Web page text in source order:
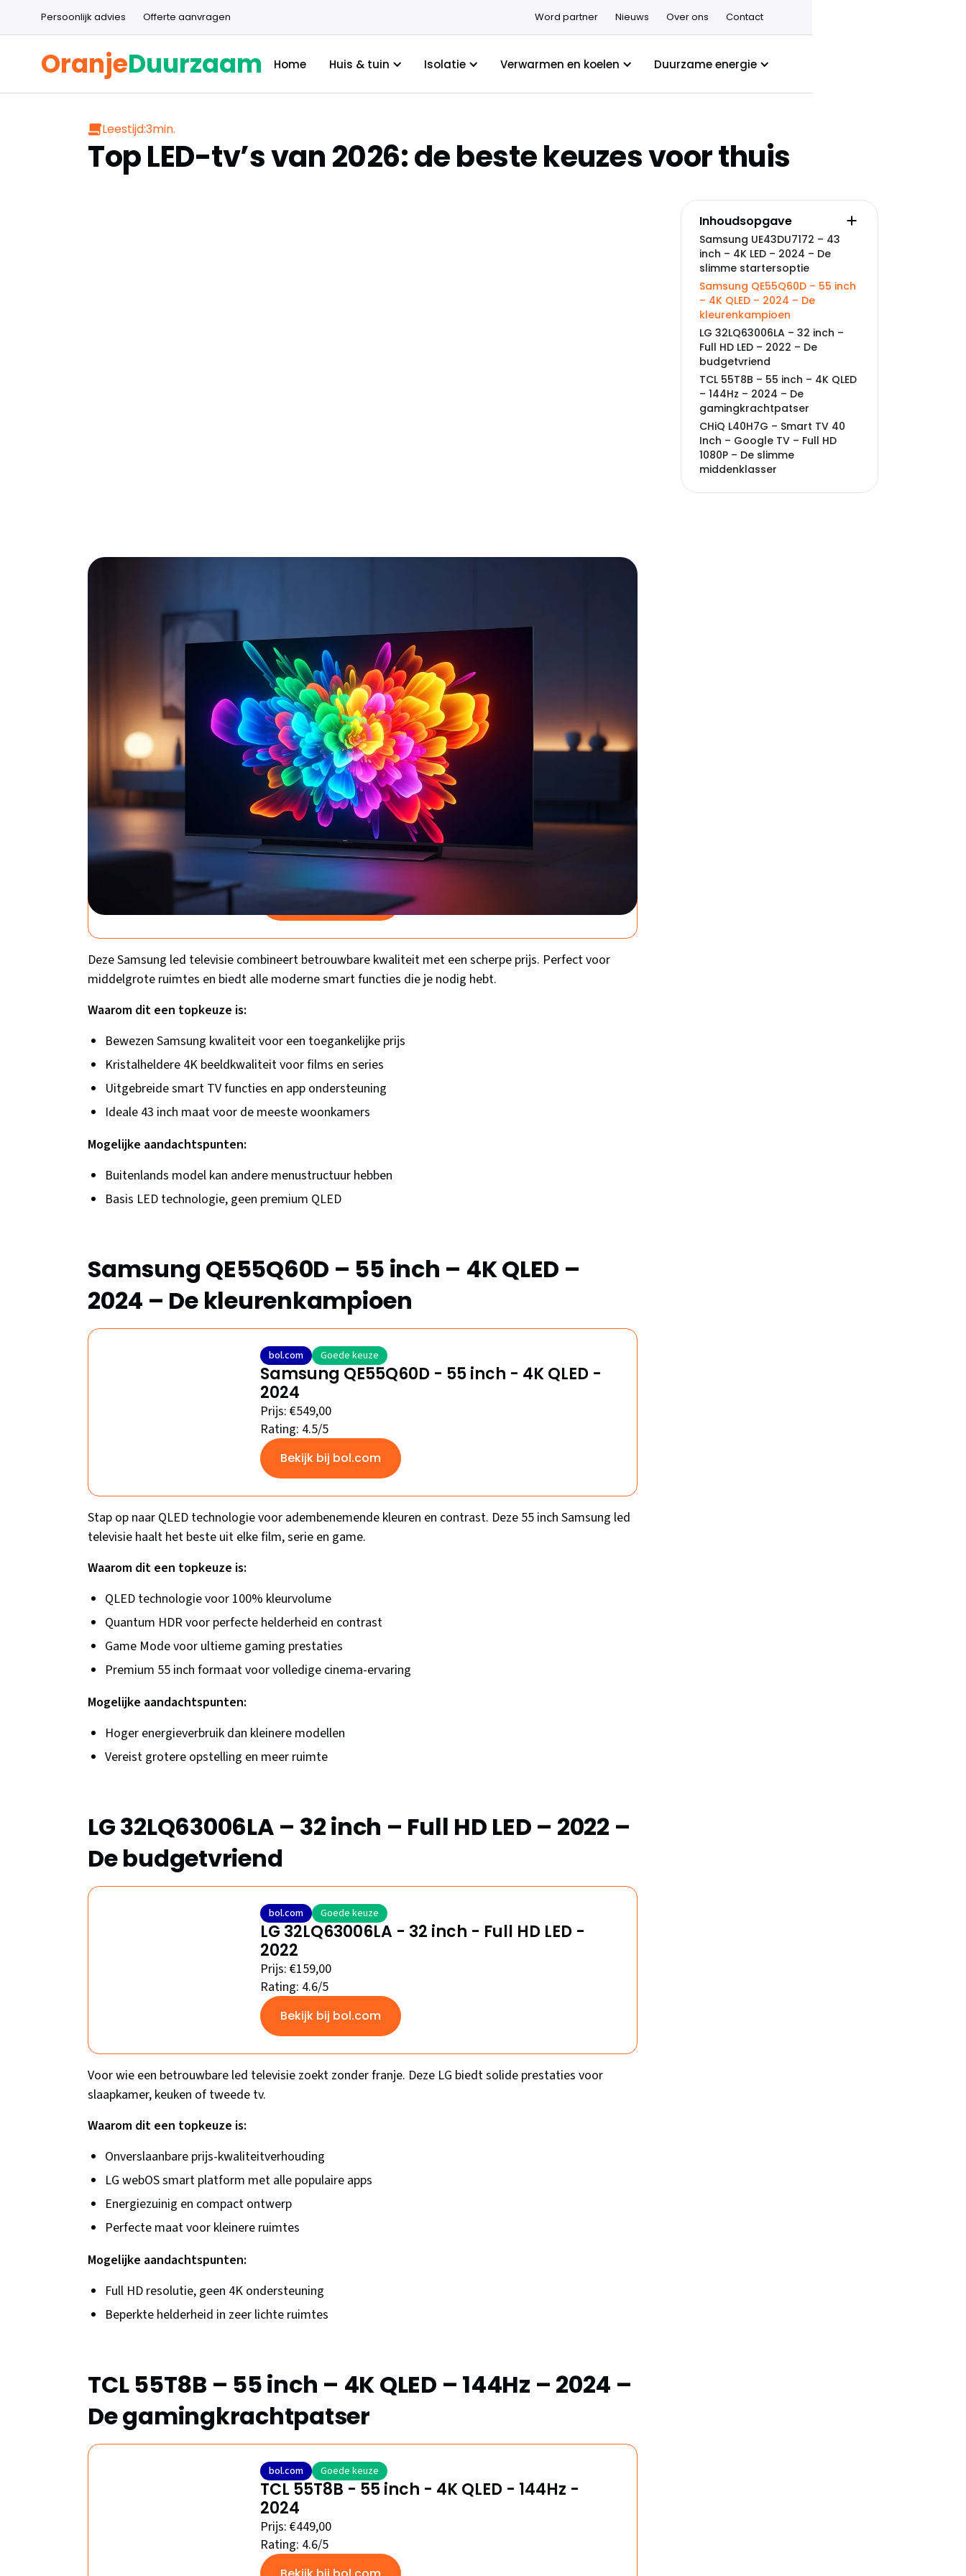
Persoonlijk advies Offerte aanvragen Word partner Nieuws Over ons Contact
OranjeDuurzaam Home Huis & tuin Isolatie Verwarmen en koelen Duurzame energie
Leestijd:3min.
Top LED-tv’s van 2026: de beste keuzes voor thuis
Op zoek naar de perfecte led televisie zonder eindeloos te vergelijken? Wij hebben de 8 topmodellen
van 2026 voor je geselecteerd en de belangrijkste plus- en minpunten op een rij gezet. Ontdek snel
welke het beste bij jouw budget en wensen past!
Samsung UE43DU7172 – 43 inch – 4K LED – 2024
– De slimme startersoptie
bol.com Goede keuze
Samsung UE43DU7172 - 43 inch - 4K LED -
2024 - Buitenlands model
Prijs: €285,00
Bekijk bij bol.com
Deze Samsung led televisie combineert betrouwbare kwaliteit met een scherpe prijs. Perfect voor
middelgrote ruimtes en biedt alle moderne smart functies die je nodig hebt.
Waarom dit een topkeuze is:
Bewezen Samsung kwaliteit voor een toegankelijke prijs
Kristalheldere 4K beeldkwaliteit voor films en series
Uitgebreide smart TV functies en app ondersteuning
Ideale 43 inch maat voor de meeste woonkamers
Mogelijke aandachtspunten:
Buitenlands model kan andere menustructuur hebben
Basis LED technologie, geen premium QLED
Samsung QE55Q60D – 55 inch – 4K QLED –
2024 – De kleurenkampioen
bol.com Goede keuze
Samsung QE55Q60D - 55 inch - 4K QLED -
2024
Prijs: €549,00
Rating: 4.5/5
Bekijk bij bol.com
Stap op naar QLED technologie voor adembenemende kleuren en contrast. Deze 55 inch Samsung led
televisie haalt het beste uit elke film, serie en game.
Waarom dit een topkeuze is:
QLED technologie voor 100% kleurvolume
Quantum HDR voor perfecte helderheid en contrast
Game Mode voor ultieme gaming prestaties
Premium 55 inch formaat voor volledige cinema-ervaring
Mogelijke aandachtspunten:
Hoger energieverbruik dan kleinere modellen
Vereist grotere opstelling en meer ruimte
LG 32LQ63006LA – 32 inch – Full HD LED – 2022 –
De budgetvriend
bol.com Goede keuze
LG 32LQ63006LA - 32 inch - Full HD LED -
2022
Prijs: €159,00
Rating: 4.6/5
Bekijk bij bol.com
Voor wie een betrouwbare led televisie zoekt zonder franje. Deze LG biedt solide prestaties voor
slaapkamer, keuken of tweede tv.
Waarom dit een topkeuze is:
Onverslaanbare prijs-kwaliteitverhouding
LG webOS smart platform met alle populaire apps
Energiezuinig en compact ontwerp
Perfecte maat voor kleinere ruimtes
Mogelijke aandachtspunten:
Full HD resolutie, geen 4K ondersteuning
Beperkte helderheid in zeer lichte ruimtes
TCL 55T8B – 55 inch – 4K QLED – 144Hz – 2024 –
De gamingkrachtpatser
bol.com Goede keuze
TCL 55T8B - 55 inch - 4K QLED - 144Hz -
2024
Prijs: €449,00
Rating: 4.6/5
Inhoudsopgave
Samsung UE43DU7172 – 43
inch – 4K LED – 2024 – De
slimme startersoptie
Samsung QE55Q60D – 55 inch
– 4K QLED – 2024 – De
kleurenkampioen
LG 32LQ63006LA – 32 inch –
Full HD LED – 2022 – De
budgetvriend
TCL 55T8B – 55 inch – 4K QLED
– 144Hz – 2024 – De
gamingkrachtpatser
CHiQ L40H7G – Smart TV 40
Inch – Google TV – Full HD
1080P – De slimme
middenklasser